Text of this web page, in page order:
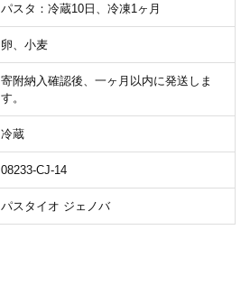
パスタ：冷蔵10日、冷凍1ヶ月
卵、小麦
寄附納入確認後、一ヶ月以内に発送しま
す。
冷蔵
08233-CJ-14
パスタイオ ジェノバ